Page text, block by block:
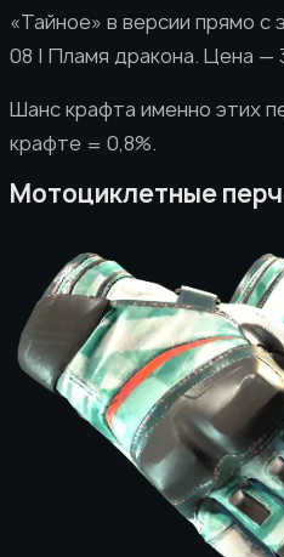
«Тайное» в версии прямо с
08 | Пламя дракона. Цена —
Шанс крафта именно этих
крафте = 0,8%.
Мотоциклетные